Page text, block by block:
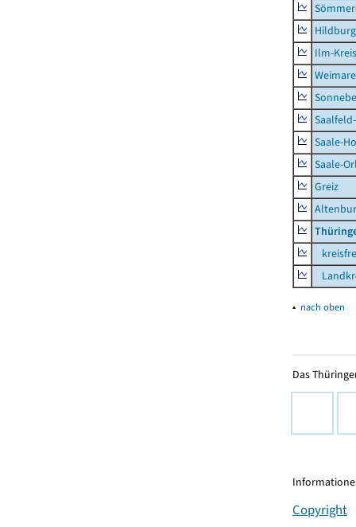
Ilm-Kreis
Saale-
Saale-
Greiz
▴ nach oben
Das
Copyright